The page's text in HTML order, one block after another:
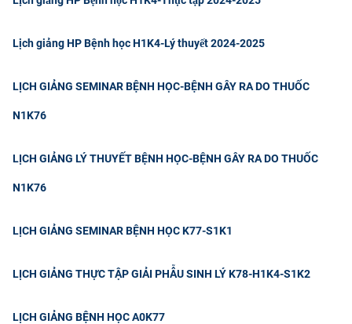
Lịch giảng HP Bệnh học H1K4-Lý thuyết 2024-2025
LỊCH GIẢNG SEMINAR BỆNH HỌC-BỆNH GÂY RA DO THUỐC
N1K76
LỊCH GIẢNG LÝ THUYẾT BỆNH HỌC-BỆNH GÂY RA DO THUỐC
N1K76
LỊCH GIẢNG SEMINAR BỆNH HỌC K77-S1K1
LỊCH GIẢNG THỰC TẬP GIẢI PHẪU SINH LÝ K78-H1K4-S1K2
LỊCH GIẢNG BỆNH HỌC A0K77